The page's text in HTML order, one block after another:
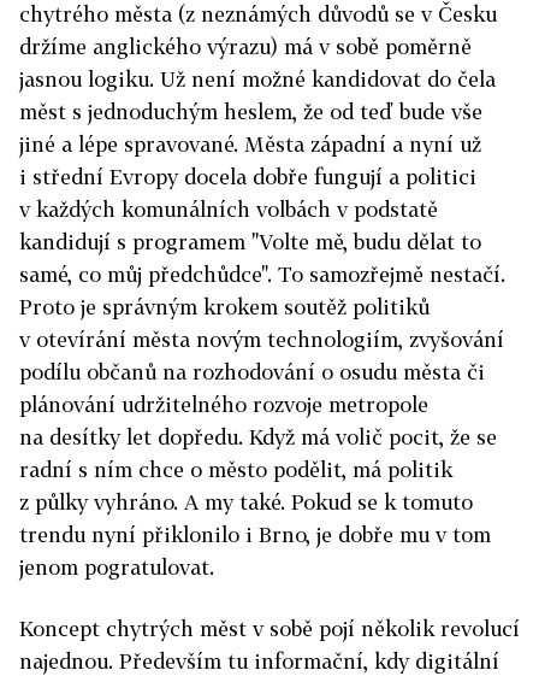
chytrého města (z neznámých důvodů se v Česku
držíme anglického výrazu) má v sobě poměrně
jasnou logiku. Už není možné kandidovat do čela
měst s jednoduchým heslem, že od teď bude vše
jiné a lépe spravované. Města západní a nyní už
i střední Evropy docela dobře fungují a politici
v každých komunálních volbách v podstatě
kandidují s programem "Volte mě, budu dělat to
samé, co můj předchůdce". To samozřejmě nestačí.
Proto je správným krokem soutěž politiků
v otevírání města novým technologiím, zvyšování
podílu občanů na rozhodování o osudu města či
plánování udržitelného rozvoje metropole
na desítky let dopředu. Když má volič pocit, že se
radní s ním chce o město podělit, má politik
z půlky vyhráno. A my také. Pokud se k tomuto
trendu nyní přiklonilo i Brno, je dobře mu v tom
jenom pogratulovat.
Koncept chytrých měst v sobě pojí několik revolucí
najednou. Především tu informační, kdy digitální